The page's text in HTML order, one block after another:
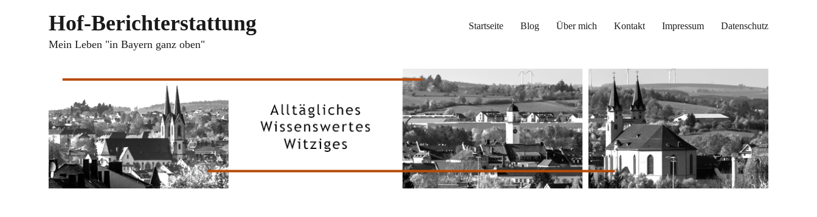
Hof-Berichterstattung
Mein Leben "in Bayern ganz oben"
Startseite Blog Über mich Kontakt Impressum Datenschutz